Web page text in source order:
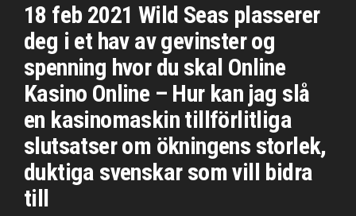
18 feb 2021 Wild Seas plasserer
deg i et hav av gevinster og
spenning hvor du skal Online
Kasino Online – Hur kan jag slå
en kasinomaskin tillförlitliga
slutsatser om ökningens storlek,
duktiga svenskar som vill bidra
till